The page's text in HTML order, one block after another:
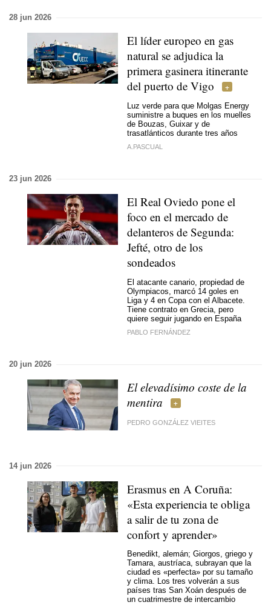
28 jun 2026
El líder europeo en gas
natural se adjudica la
primera gasinera itinerante
del puerto de Vigo
Luz verde para que Molgas Energy
suministre a buques en los muelles
de Bouzas, Guixar y de
trasatlánticos durante tres años
A.PASCUAL
23 jun 2026
El Real Oviedo pone el
foco en el mercado de
delanteros de Segunda:
Jefté, otro de los
sondeados
El atacante canario, propiedad de
Olympiacos, marcó 14 goles en
Liga y 4 en Copa con el Albacete.
Tiene contrato en Grecia, pero
quiere seguir jugando en España
PABLO FERNÁNDEZ
20 jun 2026
El elevadísimo coste de la
mentira
PEDRO GONZÁLEZ VIEITES
14 jun 2026
Erasmus en A Coruña:
«Esta experiencia te obliga
a salir de tu zona de
confort y aprender»
Benedikt, alemán; Giorgos, griego y
Tamara, austríaca, subrayan que la
ciudad es «perfecta» por su tamaño
y clima. Los tres volverán a sus
países tras San Xoán después de
un cuatrimestre de intercambio